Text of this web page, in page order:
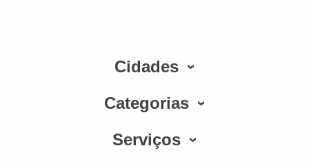
Cidades
Categorias
Serviços